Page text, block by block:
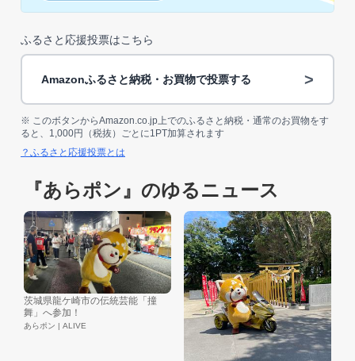
ふるさと応援投票はこちら
Amazonふるさと納税・お買物で投票する >
※ このボタンからAmazon.co.jp上でのふるさと納税・通常のお買物をす
ると、1,000円（税抜）ごとに1PT加算されます
？ふるさと応援投票とは
『あらポン』のゆるニュース
茨城県龍ケ崎市の伝統芸能「撞
舞」へ参加！
あらポン | ALIVE